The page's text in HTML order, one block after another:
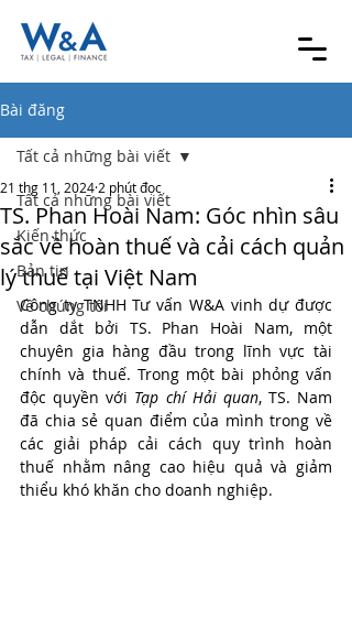
Bài đăng
Tất cả những bài viết
Kiến thức
Bản tin
Về chúng tôi
Tất cả những bài viết
TS. Phan Hoài Nam: Góc nhìn sâu
sắc về hoàn thuế và cải cách quản
lý thuế tại Việt Nam
21 thg 11, 2024 2 phút đọc
Công ty TNHH Tư vấn W&A vinh dự được
dẫn dắt bởi TS. Phan Hoài Nam, một
chuyên gia hàng đầu trong lĩnh vực tài
chính và thuế. Trong một bài phỏng vấn
độc quyền với Tạp chí Hải quan, TS. Nam
đã chia sẻ quan điểm của mình trong về
các giải pháp cải cách quy trình hoàn
thuế nhằm nâng cao hiệu quả và giảm
thiểu khó khăn cho doanh nghiệp.